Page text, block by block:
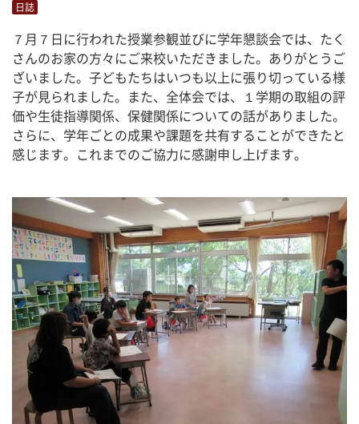
日誌
７月７日に行われた授業参観並びに学年懇談会では、たく
さんのお家の方々にご来校いただきました。ありがとうご
ざいました。子どもたちはいつも以上に張り切っている様
子が見られました。また、全体会では、１学期の取組の評
価や生徒指導関係、保健関係についての話がありました。
さらに、学年ごとの成果や課題を共有することができたと
感じます。これまでのご協力に感謝申し上げます。